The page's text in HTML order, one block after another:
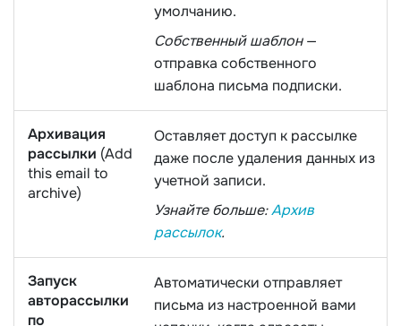
умолчанию.
Собственный шаблон—
отправка собственного
шаблона письма подписки.
Архивация
рассылки (Add
this email to
archive)
Оставляет доступ к рассылке
даже после удаления данных из
учетной записи.
Узнайте больше:Архив
рассылок.
Запуск
авторассылки
по
Автоматически отправляет
письма из настроенной вами